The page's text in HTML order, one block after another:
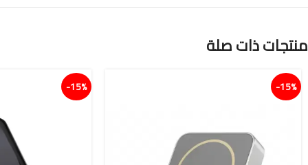
منتجات ذات صلة
15%-
15%-